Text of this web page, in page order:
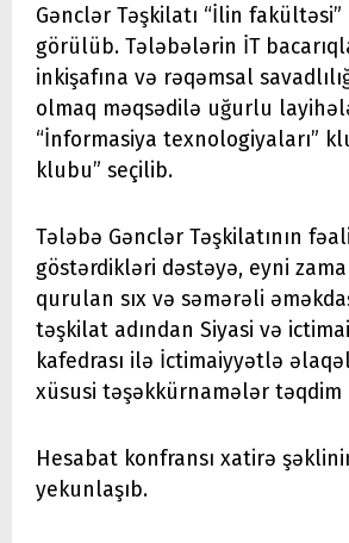
Gənclər Təşkilatı “İlin fakültəsi”
görülüb. Tələbələrin İT
inkişafına və rəqəmsal
olmaq məqsədilə uğurlu
“İnformasiya texnologiyaları”
klubu” seçilib.
Tələbə Gənclər Təşkilatının
göstərdikləri dəstəyə, eyni
qurulan sıx və səmərəli
təşkilat adından Siyasi və
kafedrası ilə İctimaiyyətlə
xüsusi təşəkkürnamələr
Hesabat konfransı xatirə
yekunlaşıb.